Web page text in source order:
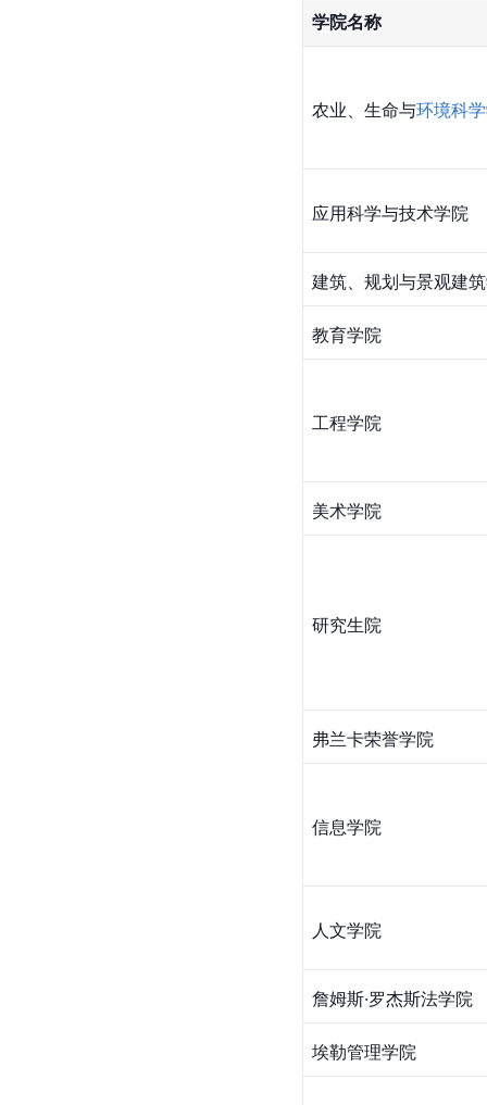
学院名称
农业、生命与环境科学
应用科学与技术学院
建筑、规划与景观建
教育学院
工程学院
美术学院
研究生院
弗兰卡荣誉学院
信息学院
人文学院
詹姆斯·罗杰斯法学院
埃勒管理学院